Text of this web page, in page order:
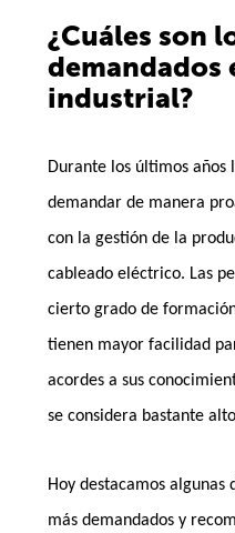
¿Cuáles son
demandados
industrial?
Durante los últimos años
demandar de manera
con la gestión de la
cableado eléctrico. Las
cierto grado de
tienen mayor facilidad
acordes a sus
se considera bastante
Hoy destacamos algunas
más demandados y